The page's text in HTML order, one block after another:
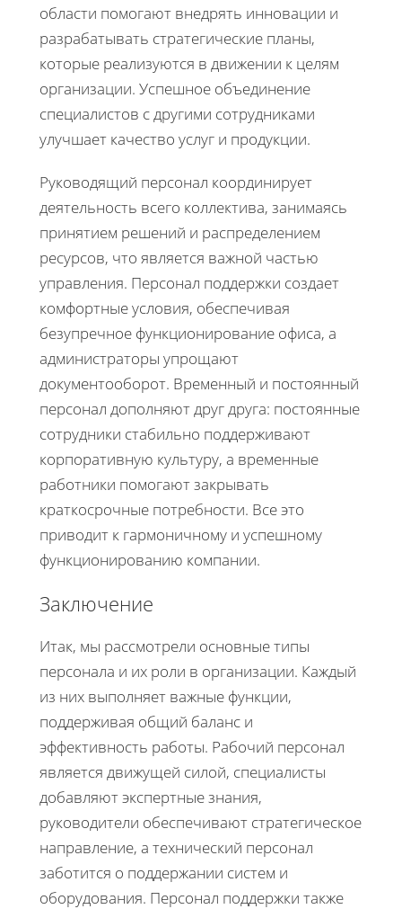
области помогают внедрять инновации и
разрабатывать стратегические планы,
которые реализуются в движении к целям
организации. Успешное объединение
специалистов с другими сотрудниками
улучшает качество услуг и продукции.
Руководящий персонал координирует
деятельность всего коллектива, занимаясь
принятием решений и распределением
ресурсов, что является важной частью
управления. Персонал поддержки создает
комфортные условия, обеспечивая
безупречное функционирование офиса, а
администраторы упрощают
документооборот. Временный и постоянный
персонал дополняют друг друга: постоянные
сотрудники стабильно поддерживают
корпоративную культуру, а временные
работники помогают закрывать
краткосрочные потребности. Все это
приводит к гармоничному и успешному
функционированию компании.
Заключение
Итак, мы рассмотрели основные типы
персонала и их роли в организации. Каждый
из них выполняет важные функции,
поддерживая общий баланс и
эффективность работы. Рабочий персонал
является движущей силой, специалисты
добавляют экспертные знания,
руководители обеспечивают стратегическое
направление, а технический персонал
заботится о поддержании систем и
оборудования. Персонал поддержки также